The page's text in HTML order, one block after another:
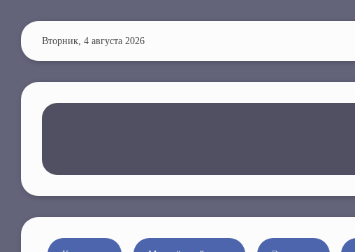
е
р
й
т
с
в
Вторник, 4 августа 2026